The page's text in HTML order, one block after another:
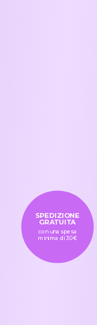
SPEDIZIONE
GRATUITA
con una spesa
minima di 30€